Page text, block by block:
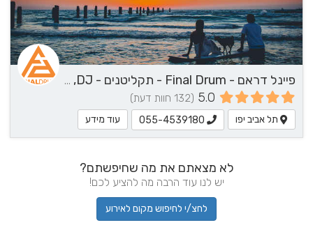
פיינל דראם - Final Drum - תקליטנים - DJ, נגן / הרכב מוזיקלי, שירותי מוזיקה
5.0 (132 חוות דעת)
תל אביב יפו 055-4539180 עוד מידע
לא מצאתם את מה שחיפשתם?
יש לנו עוד הרבה מה להציע לכם!
לחצ/י לחיפוש מקום לאירוע